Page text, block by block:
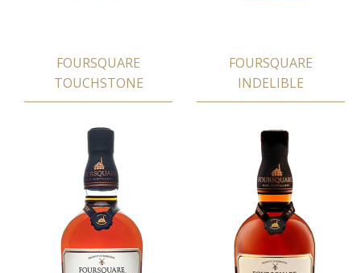
FOURSQUARE
TOUCHSTONE
FOURSQUARE
INDELIBLE